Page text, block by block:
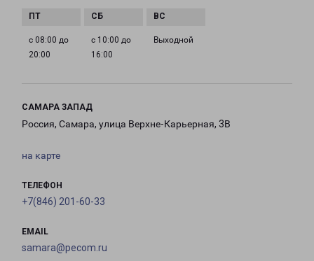
с 08:00 до
20:00
с 10:00 до
16:00
Выходной
САМАРА ЗАПАД
Россия, Самара, улица Верхне-Карьерная, 3В
на карте
ТЕЛЕФОН
+7(846) 201-60-33
EMAIL
samara@pecom.ru